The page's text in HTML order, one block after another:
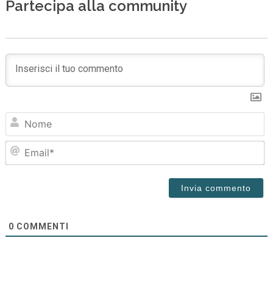
Partecipa alla community
0 COMMENTI